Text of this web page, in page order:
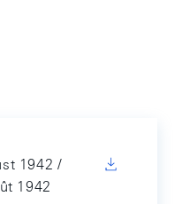
1942 /
1942